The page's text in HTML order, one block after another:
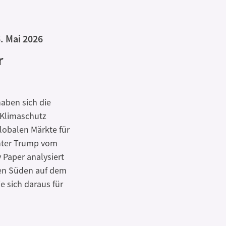
Mai 2026
sich die
Märkte für
Trump vom
analysiert
Süden auf dem
sich daraus für